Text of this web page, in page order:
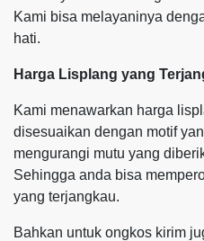
Kami bisa melayaninya
hati.
Harga Lisplang yang
Kami menawarkan harga
disesuaikan dengan motif
mengurangi mutu yang
Sehingga anda bisa
yang terjangkau.
Bahkan untuk ongkos kirim